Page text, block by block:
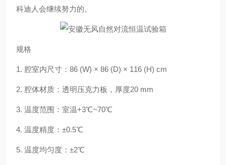
科迪人会继续努力的。
规格
1. 腔室内尺寸：86 (W) × 86 (D) × 116 (H) cm
2. 腔体材质：透明压克力板，厚度20 mm
3. 温度范围：室温+3℃~70℃
4. 温度精度：±0.5℃
5. 温度均匀度：±2℃